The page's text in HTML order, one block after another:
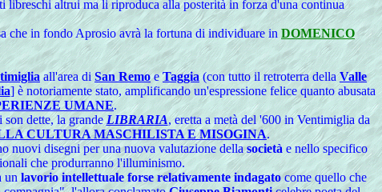
libreschi altrui ma li riproduca alla posterità in forza d'una continua
in fondo Aprosio avrà la fortuna di individuare in DOMENICO
all'area diSan RemoeTaggia (con tutto il retroterra dellaValle
] è notoriamente stato, amplificando un'espressione felice quanto abusata
UMANE.
dette, la grandeLIBRARIA, eretta a metà del '600 in Ventimiglia da
CULTURA MASCHILISTA E MISOGINA.
nuovi disegni per una nuova valutazione dellasocietà e nello specifico
che produrranno l'illuminismo.
un lavorio intellettuale forse relativamente indagatocome quello che